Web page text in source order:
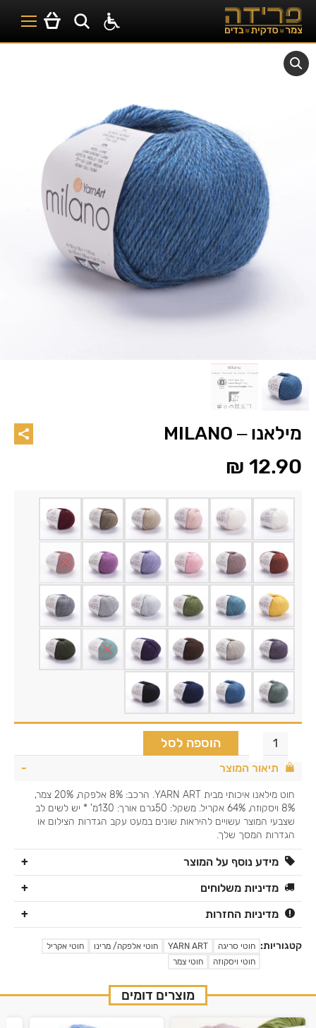
מילאנו – MILANO
₪ 12.90
הוספה לסל
תיאור המוצר
חוט מילאנו איכותי מבית YARN ART. הרכב: 8% אלפקה, 20% צמר,
8% ויסקוזה, 64% אקריל. משקל: 50גרם אורך: 130מ' * יש לשים לב
שצבעי המוצר עשויים להיראות שונים במעט עקב הגדרות הצילום או
הגדרות המסך שלך.
מידע נוסף על המוצר
מדיניות משלוחים
מדיניות החזרות
קטגוריות: חוטי סריגה YARN ART חוטי אלפקה/ מרינו
חוטי אקריל
חוטי ויסקוזה
חוטי צמר
מוצרים דומים